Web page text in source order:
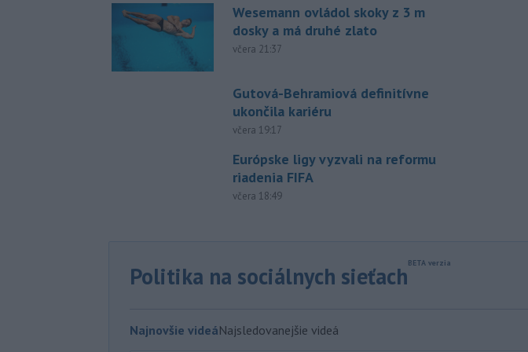
Wesemann ovládol skoky z 3 m
dosky a má druhé zlato
včera 21:37
Gutová-Behramiová definitívne
ukončila kariéru
včera 19:17
Európske ligy vyzvali na reformu
riadenia FIFA
včera 18:49
Politika na sociálnych sieťach
Najnovšie videáNajsledovanejšie videá